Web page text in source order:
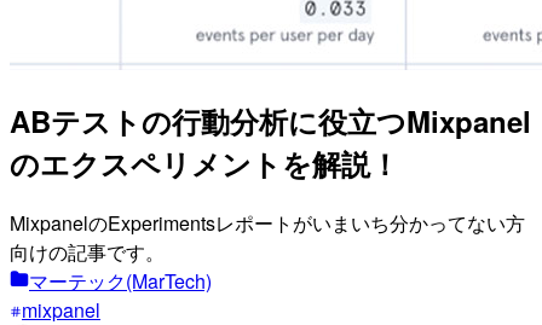
ABテストの行動分析に役立つMixpanel
のエクスペリメントを解説！
MixpanelのExperimentsレポートがいまいち分かってない方
向けの記事です。
マーテック(MarTech)
mixpanel